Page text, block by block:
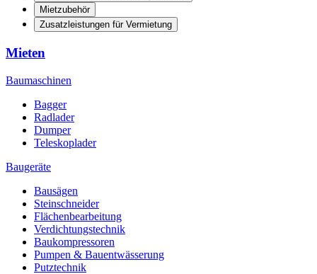
Mietzubehör
Zusatzleistungen für Vermietung
Mieten
Baumaschinen
Bagger
Radlader
Dumper
Teleskoplader
Baugeräte
Bausägen
Steinschneider
Flächenbearbeitung
Verdichtungstechnik
Baukompressoren
Pumpen & Bauentwässerung
Putztechnik